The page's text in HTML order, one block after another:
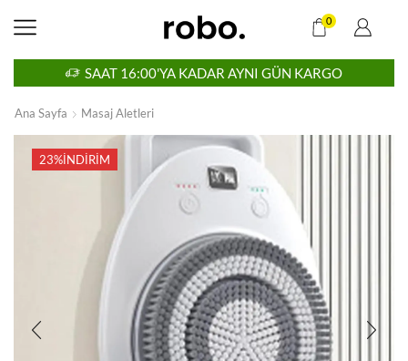
0
SAAT 16:00'YA KADAR AYNI GÜN KARGO
Ana Sayfa Masaj Aletleri
23%İNDIRIM